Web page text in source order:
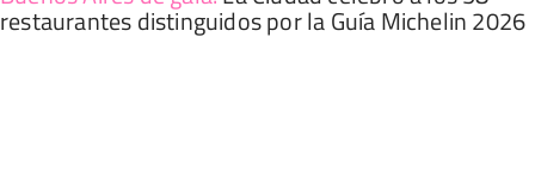
restaurantes distinguidos por la Guía Michelin 2026